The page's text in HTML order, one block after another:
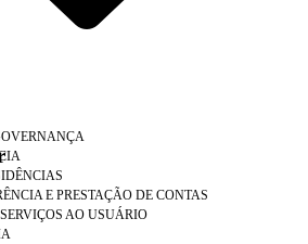
E PRESTAÇÃO DE CONTAS
AO USUÁRIO